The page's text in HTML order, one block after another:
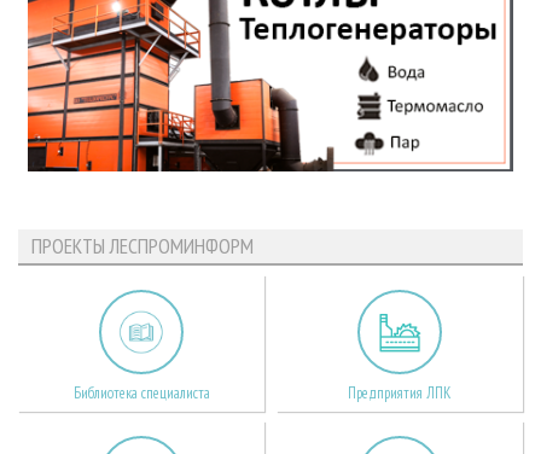
ПРОЕКТЫ ЛЕСПРОМИНФОРМ
Библиотека специалиста Предприятия ЛПК